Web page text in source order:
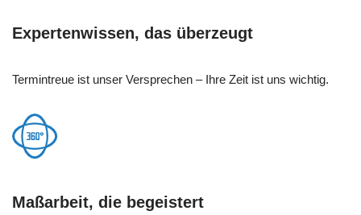
Expertenwissen, das überzeugt
Termintreue ist unser Versprechen – Ihre Zeit ist uns wichtig.
Maßarbeit, die begeistert